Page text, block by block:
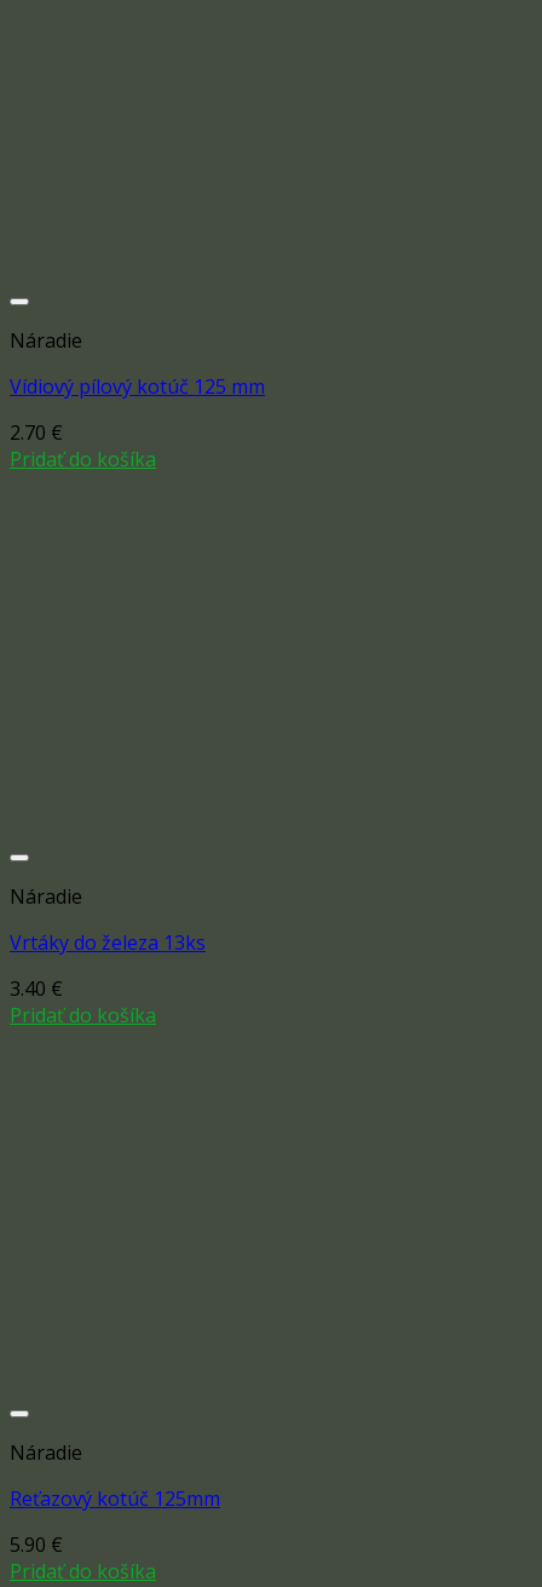
Náradie
Vídiový pílový kotúč 125 mm
2.70 €
Pridať do košíka
Náradie
Vrtáky do železa 13ks
3.40 €
Pridať do košíka
Náradie
Reťazový kotúč 125mm
5.90 €
Pridať do košíka